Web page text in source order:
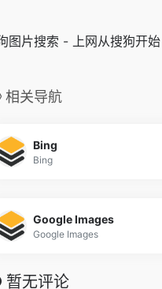
图片搜索 - 上网从搜狗开始
相关导航
Bing
Bing
Google Images
Google Images
暂无评论